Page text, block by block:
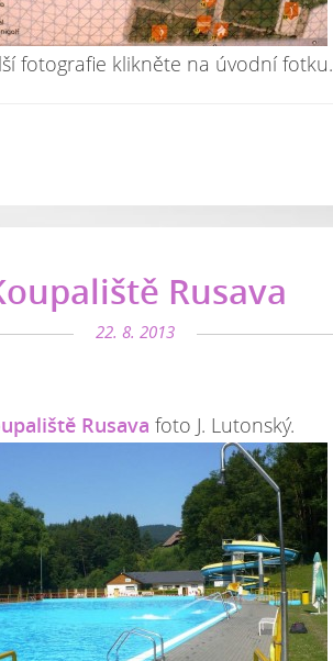
fotografie klikněte na úvodní fotku.
Rusava
22. 8. 2013
Rusava foto J. Lutonský.